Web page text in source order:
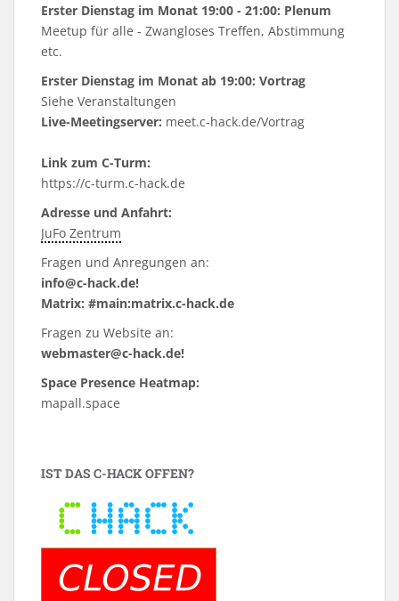
Erster Dienstag im Monat 19:00 - 21:00: Plenum
Meetup für alle - Zwangloses Treffen, Abstimmung
etc.
Erster Dienstag im Monat ab 19:00: Vortrag
Siehe Veranstaltungen
Live-Meetingserver: meet.c-hack.de/Vortrag
Link zum C-Turm:
https://c-turm.c-hack.de
Adresse und Anfahrt:
JuFo Zentrum
Fragen und Anregungen an:
info@c-hack.de!
Matrix: #main:matrix.c-hack.de
Fragen zu Website an:
webmaster@c-hack.de!
Space Presence Heatmap:
mapall.space
IST DAS C-HACK OFFEN?